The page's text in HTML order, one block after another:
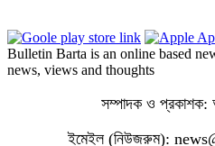
Bulletin Barta is an online based
news, views and thoughts
সম্পাদক ও প্রকাশক:
ইমেইল (নিউজরুম):